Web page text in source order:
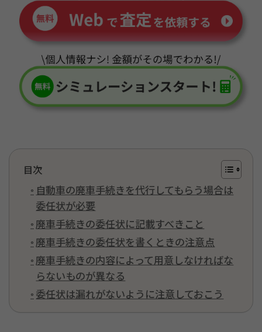
目次
自動車の廃車手続きを代行してもらう場合は
委任状が必要
廃車手続きの委任状に記載すべきこと
廃車手続きの委任状を書くときの注意点
廃車手続きの内容によって用意しなければな
らないものが異なる
委任状は漏れがないように注意しておこう